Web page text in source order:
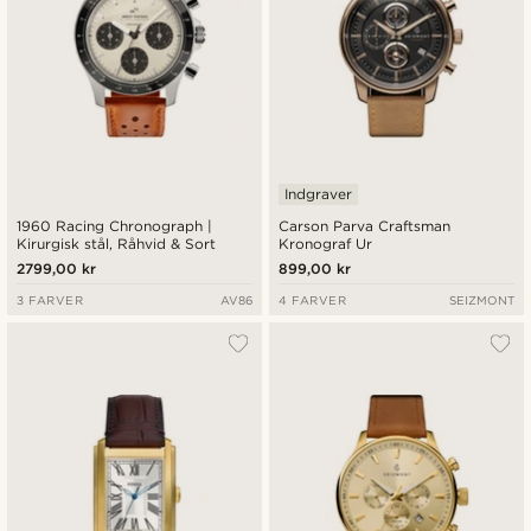
1960 Racing Chronograph |
Kirurgisk stål, Råhvid & Sort
2799,00 kr
3 FARVER AV86
Carson Parva Craftsman
Kronograf Ur
Indgraver
899,00 kr
4 FARVER SEIZMONT